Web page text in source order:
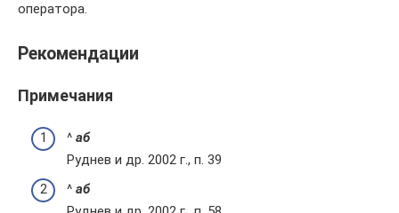
оператора.
Рекомендации
Примечания
^ аб
Руднев и др. 2002 г., п. 39
^ аб